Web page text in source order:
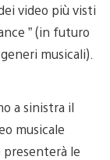
video più visti
” (in futuro
musicali).
a sinistra il
musicale
presenterà le